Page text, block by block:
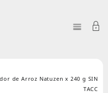
de Arroz Natuzen x 240 g SIN
TACC